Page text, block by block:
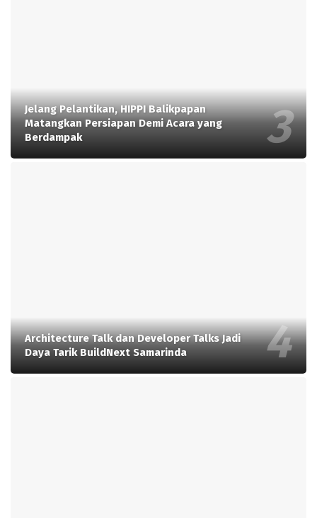
Jelang Pelantikan, HIPPI Balikpapan
Matangkan Persiapan Demi Acara yang
Berdampak
Architecture Talk dan Developer Talks Jadi
Daya Tarik BuildNext Samarinda